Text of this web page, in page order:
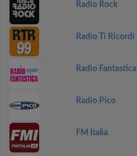
Radio Rock
Radio Ti Ricordi
Radio Fantastica
Radio Pico
FM Italia